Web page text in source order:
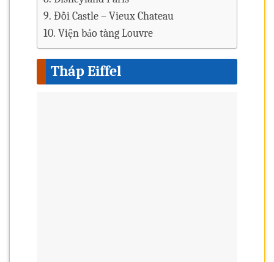
Đồi Castle – Vieux Chateau
Viện bảo tàng Louvre
Tháp Eiffel